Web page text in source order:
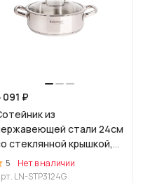
091 ₽
из
стали 24см
стеклянной крышкой,
"Леон"
5
Нет в наличии
LN-STP3124G